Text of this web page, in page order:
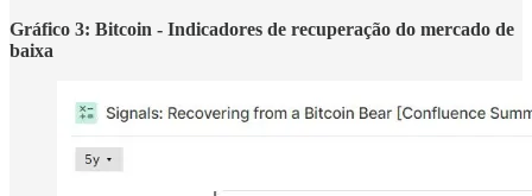
Gráfico 3: Bitcoin - Indicadores de recuperação do mercado de
baixa